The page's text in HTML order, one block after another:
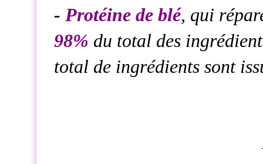
- Protéine de blé, qui
98% du total des
total de ingrédients sont